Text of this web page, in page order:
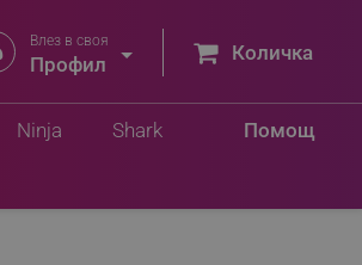
Влез в своя
Профил  Количка
Помощ
Ninja Shark